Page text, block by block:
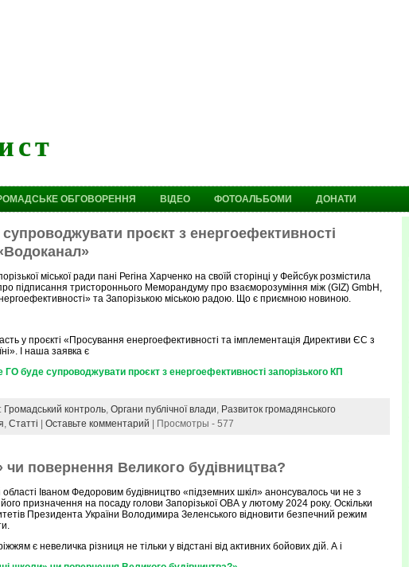
ОБГОВОРЕННЯ ВІДЕО ФОТОАЛЬБОМИ ДОНАТИ
проєкт з енергоефективності
міської ради пані Регіна Харченко на своїй сторінці у Фейсбук розмістила
підписання тристороннього Меморандуму про взаєморозуміння між (GIZ) GmbH,
та Запорізькою міською радою. Що є приємною новиною.
у проєкті «Просування енергоефективності та імплементація Директиви ЄС з
І наша заявка є
буде супроводжувати проєкт з енергоефективності запорізького КП
Громадський контроль,Органи публічної влади, Развиток громадянського
,Статті |Оставьте комментарий | Просмотры - 577
чи повернення Великого будівництва?
області Іваном Федоровим будівництво «підземних шкіл» анонсувалось чи не з
призначення на посаду голови Запорізької ОВА у лютому 2024 року. Оскільки
Президента України Володимира Зеленського відновити безпечний режим
є невеличка різниця не тільки у відстані від активних бойових дій. А і